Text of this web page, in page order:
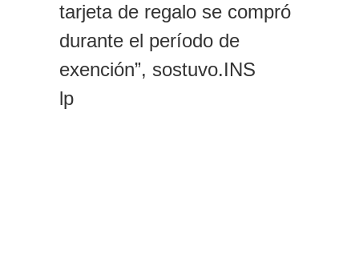
tarjeta de regalo se compró
durante el período de
exención”, sostuvo.INS
lp